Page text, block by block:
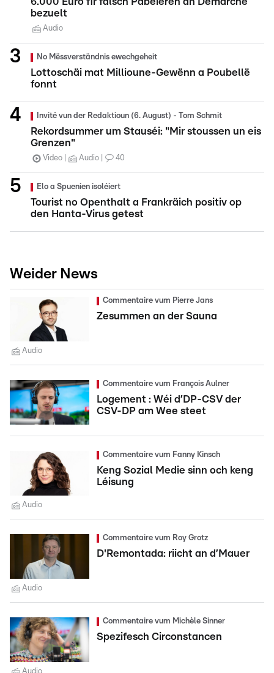
bezuelt
Audio
No Mëssverständnis ewechgeheit
Lottoschäi mat Millioune-Gewënn a Poubellë
fonnt
Invité vun der Redaktioun (6. August) - Tom Schmit
Rekordsummer um Stauséi: "Mir stoussen un eis
Grenzen"
Video Audio 40
Elo a Spuenien isoléiert
Tourist no Openthalt a Frankräich positiv op
den Hanta-Virus getest
Weider News
Commentaire vum Pierre Jans
Zesummen an der Sauna
Audio
Commentaire vum François Aulner
Logement : Wéi d’DP-CSV der
CSV-DP am Wee steet
Commentaire vum Fanny Kinsch
Keng Sozial Medie sinn och keng
Léisung
Audio
Commentaire vum Roy Grotz
D'Remontada: riicht an d’Mauer
Audio
Commentaire vum Michèle Sinner
Spezifesch Circonstancen